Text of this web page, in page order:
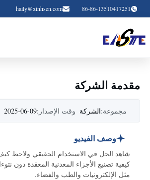
86-86-13510417251
haily@xinhsen.com
مقدمة الشركة
مجموعة:الشركة وقت الإصدار:2025-06-09
وصف الفيديو
شاهد الحل في الاستخدام الحقيقي ولاحظ
كيفية تصنيع الأجزاء المعدنية المعقدة
مثل الإلكترونيات والطب والفضاء.